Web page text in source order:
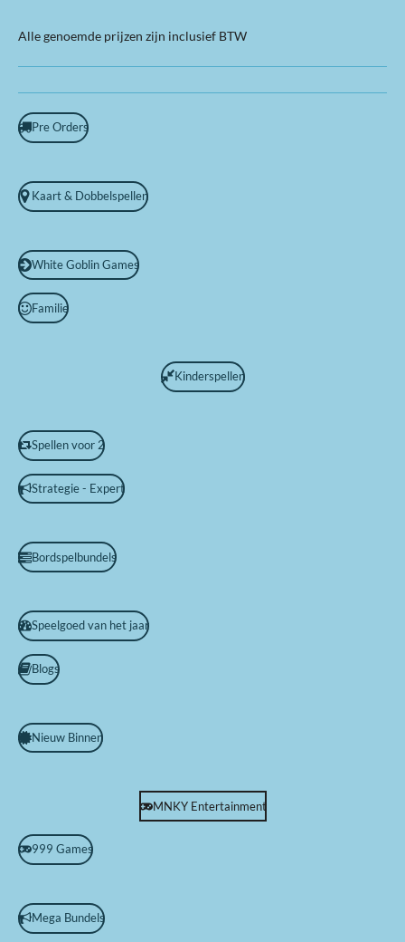
Alle genoemde prijzen zijn inclusief BTW
Pre Orders
Kaart & Dobbelspellen
White Goblin Games
Familie
Kinderspellen
Spellen voor 2
Strategie - Expert
Bordspelbundels
Speelgoed van het jaar
Blogs
Nieuw Binnen
MNKY Entertainment
999 Games
Mega Bundels